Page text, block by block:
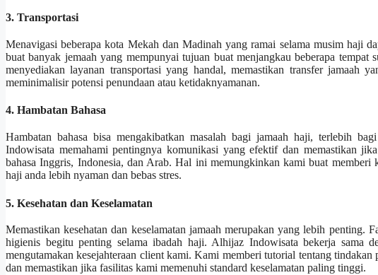
3. Transportasi
Menavigasi beberapa kota Mekah dan Madinah yang ramai selama musim haji
buat banyak jemaah yang mempunyai tujuan buat menjangkau beberapa
menyediakan layanan transportasi yang handal, memastikan transfer jamaah
meminimalisir potensi penundaan atau ketidaknyamanan.
4. Hambatan Bahasa
Hambatan bahasa bisa mengakibatkan masalah bagi jamaah haji, terlebih
Indowisata memahami pentingnya komunikasi yang efektif dan memastikan
bahasa Inggris, Indonesia, dan Arab. Hal ini memungkinkan kami buat memberi
haji anda lebih nyaman dan bebas stres.
5. Kesehatan dan Keselamatan
Memastikan kesehatan dan keselamatan jamaah merupakan yang lebih penting.
higienis begitu penting selama ibadah haji. Alhijaz Indowisata bekerja sama
mengutamakan kesejahteraan client kami. Kami memberi tutorial tentang
dan memastikan jika fasilitas kami memenuhi standard keselamatan paling tinggi.